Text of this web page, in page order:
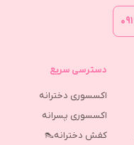
دسترسی سریع
اکسسوری دخترانه
اکسسوری پسرانه
کفش دخترانه👠